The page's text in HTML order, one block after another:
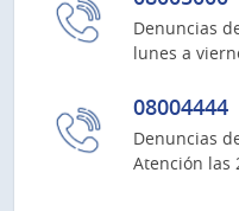
Denuncias
lunes a
08004444
Denuncias
Atención las